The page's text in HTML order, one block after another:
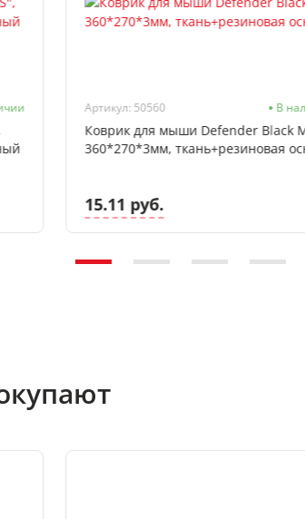
Артикул: 50560 В
Коврик для мыши Defender Black
360*270*3мм, ткань+резиновая
15.11 руб.